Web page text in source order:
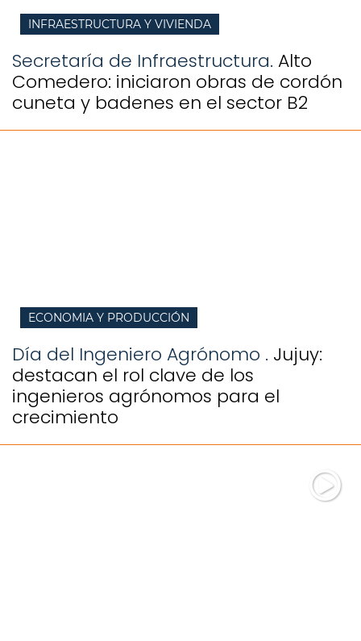
INFRAESTRUCTURA Y VIVIENDA
Secretaría de Infraestructura. Alto
Comedero: iniciaron obras de cordón
cuneta y badenes en el sector B2
ECONOMIA Y PRODUCCIÓN
Día del Ingeniero Agrónomo . Jujuy:
destacan el rol clave de los
ingenieros agrónomos para el
crecimiento